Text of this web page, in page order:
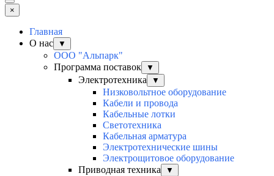
×
Главная
О нас
▼
ООО "Альпарк"
Программа поставок
▼
Электротехника ▼
Низковольтное оборудование
Кабели и провода
Кабельные лотки
Светотехника
Кабельная арматура
Электротехнические шины
Электрощитовое оборудование
Приводная техника
▼